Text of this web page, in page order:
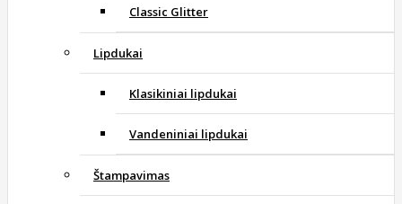
Classic Glitter
Lipdukai
Klasikiniai lipdukai
Vandeniniai lipdukai
Štampavimas